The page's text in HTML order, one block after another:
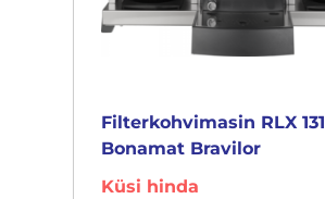
Filterkohvimasin RLX 131
Bonamat Bravilor
Küsi hinda